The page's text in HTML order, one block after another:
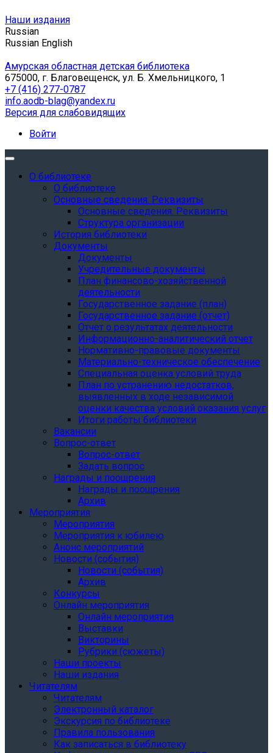
Наши издания
Russian
Russian English
Амурская областная детская библиотека
675000, г. Благовещенск, ул. Б. Хмельницкого, 1
+7 (416) 277-0787
info.aodb-blag@yandex.ru
Версия для слабовидящих
Войти
О библиотеке
О библиотеке
Основные сведения. Реквизиты
Основные сведения. Реквизиты
Структура организации
История библиотеки
Документы
Документы
Учредительные документы
План финансово-хозяйственной
деятельности
Государственное задание (план)
Государственное задание (отчет)
Отчет о результатах деятельности
Информационно-аналитический отчет
Нормативно-правовые документы
Материально-техническое обеспечение
Специальная оценка условий труда
План по устранению недостатков,
выявленных в ходе независимой
оценки качества условий оказания услуг
Итоги работы библиотеки
Вакансии
Вопрос-ответ
Вопрос-ответ
Задать вопрос
Награды и поощрения
Награды и поощрения
Архив
Мероприятия
Мероприятия
Мероприятия к юбилею
Анонс мероприятий
Новости (события)
Новости (события)
Архив
Конкурсы
Онлайн мероприятия
Онлайн мероприятия
Выставки
Викторины
Рубрики (сюжеты)
Наши проекты
Наши издания
Читателям
Читателям
Электронный каталог
Экскурсия по библиотеке
Правила пользования
Как записаться в библиотеку